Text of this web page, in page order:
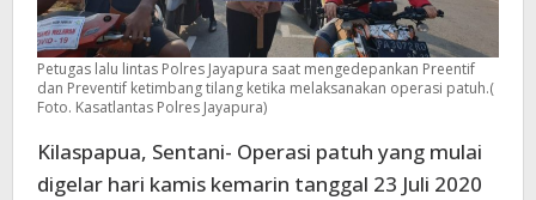
Petugas lalu lintas Polres Jayapura saat mengedepankan Preentif
dan Preventif ketimbang tilang ketika melaksanakan operasi patuh.(
Foto. Kasatlantas Polres Jayapura)
Kilaspapua, Sentani- Operasi patuh yang mulai
digelar hari kamis kemarin tanggal 23 Juli 2020